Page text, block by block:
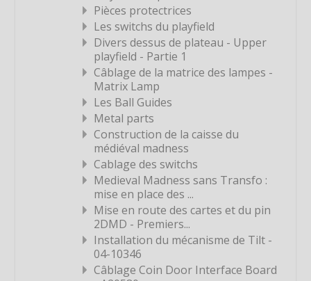
Étiquette
Étiquette
Étiquette
Étiquette
Étiquette
Étiquette
Étiquette
Étiquette
Étiquette
Étiquette
Étiquette
Étiquette
Étiquette
Pièces protectrices
Les switchs du playfield
Divers dessus de plateau - Upper
playfield - Partie 1
Câblage de la matrice des lampes -
Matrix Lamp
Les Ball Guides
Metal parts
Construction de la caisse du
médiéval madness
Cablage des switchs
Medieval Madness sans Transfo :
mise en place des ...
Mise en route des cartes et du pin
2DMD - Premiers...
Installation du mécanisme de Tilt -
04-10346
Câblage Coin Door Interface Board